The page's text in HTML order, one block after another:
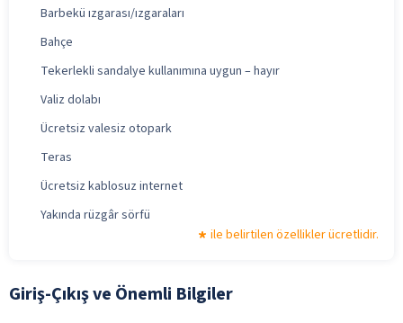
Barbekü ızgarası/ızgaraları
Bahçe
Tekerlekli sandalye kullanımına uygun – hayır
Valiz dolabı
Ücretsiz valesiz otopark
Teras
Ücretsiz kablosuz internet
Yakında rüzgâr sörfü
ile belirtilen özellikler ücretlidir.
Giriş-Çıkış ve Önemli Bilgiler